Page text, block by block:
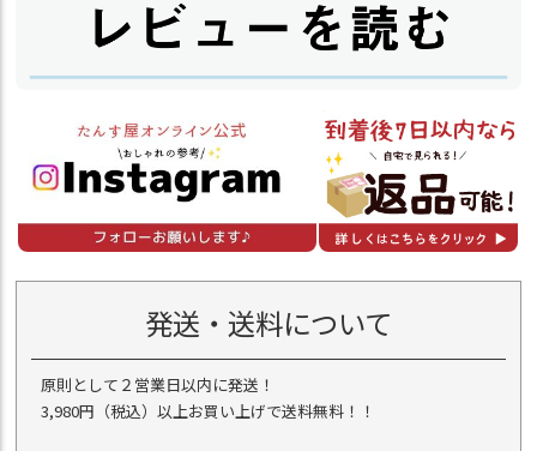
発送・送料について
原則として２営業日以内に発送！
3,980円（税込）以上お買い上げで送料無料！！